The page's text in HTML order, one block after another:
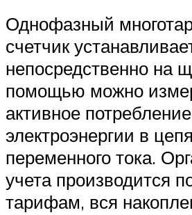
Однофазный
счетчик
непосредственно на
помощью можно
активное потребление
электроэнергии в
переменного тока.
учета производится
тарифам, вся